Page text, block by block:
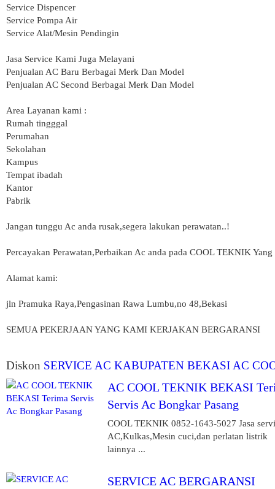
Service Dispencer
Service Pompa Air
Service Alat/Mesin Pendingin
Jasa Service Kami Juga Melayani
Penjualan AC Baru Berbagai Merk Dan Model
Penjualan AC Second Berbagai Merk Dan Model
Area Layanan kami :
Rumah tingggal
Perumahan
Sekolahan
Kampus
Tempat ibadah
Kantor
Pabrik
Jangan tunggu Ac anda rusak,segera lakukan perawatan..!
Percayakan Perawatan,Perbaikan Ac anda pada COOL TEKNIK
Alamat kami:
jln Pramuka Raya,Pengasinan Rawa Lumbu,no 48,Bekasi
SEMUA PEKERJAAN YANG KAMI KERJAKAN BERGARANSI
Diskon SERVICE AC KABUPATEN BEKASI AC
AC COOL TEKNIK BEKASI
Servis Ac Bongkar Pasang
COOL TEKNIK 0852-1643-5027 Jasa
AC,Kulkas,Mesin cuci,dan perlatan listrik
lainnya ...
SERVICE AC BERGARANSI